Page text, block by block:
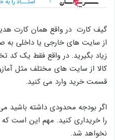
گیف کارت در واقع همان کارت
از سایت های خارجی یا داخلی به
زیاد بگیرید. در واقع فقط یک
کالا از سایت های مختلف مثل
قسمت خرید وارد می کنید.
اگر بودجه محدودی داشته باشید
را خریداری کنید. مهم این است
نخواهد شد.